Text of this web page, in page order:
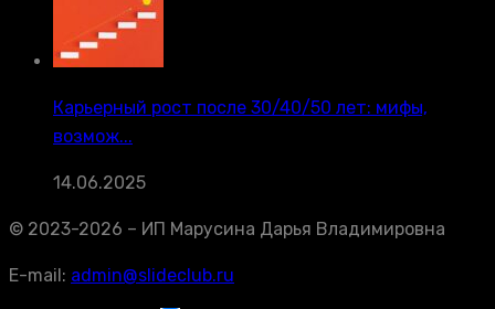
Карьерный рост после 30/40/50 лет: мифы,
возмож...
14.06.2025
© 2023-2026 – ИП Марусина Дарья Владимировна
E-mail: admin@slideclub.ru